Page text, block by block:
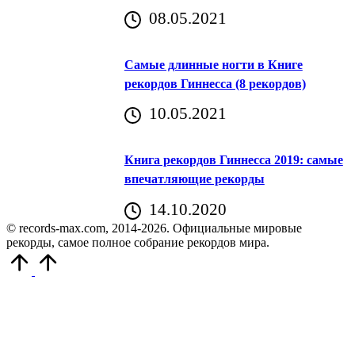
08.05.2021
Самые длинные ногти в Книге
рекордов Гиннесса (8 рекордов)
10.05.2021
Книга рекордов Гиннесса 2019: самые
впечатляющие рекорды
14.10.2020
© records-max.com, 2014-2026. Официальные мировые
рекорды, самое полное собрание рекордов мира.